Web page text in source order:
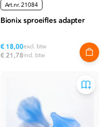
Art.nr.21084
Bionix sproeifles adapter
€ 18,00excl. btw
€ 21,78incl. btw